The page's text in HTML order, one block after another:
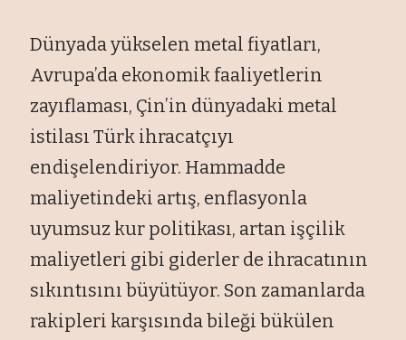
Dünyada yükselen metal fiyatları,
Avrupa’da ekonomik faaliyetlerin
zayıflaması, Çin’in dünyadaki metal
istilası Türk ihracatçıyı
endişelendiriyor. Hammadde
maliyetindeki artış, enflasyonla
uyumsuz kur politikası, artan işçilik
maliyetleri gibi giderler de ihracatının
sıkıntısını büyütüyor. Son zamanlarda
rakipleri karşısında bileği bükülen